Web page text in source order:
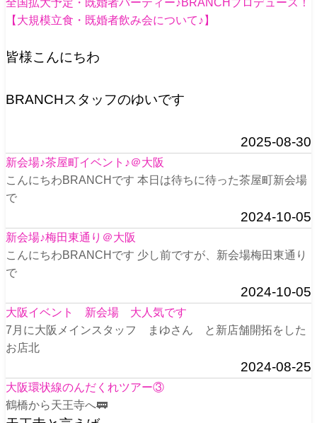
【大規模立食・既婚者飲み会について♪】
皆様こんにちわ
BRANCHスタッフのゆいです
2025-08-30
新会場♪茶屋町イベント♪＠大阪
こんにちわBRANCHです 本日は待ちに待った茶屋町新会場
で
2024-10-05
新会場♪梅田東通り＠大阪
こんにちわBRANCHです 少し前ですが、新会場梅田東通り
で
2024-10-05
大阪イベント 新会場 大人気です
7月に大阪メインスタッフ まゆさん と新店舗開拓をした
お店北
2024-08-25
大阪環状線のんだくれツアー③
鶴橋から天王寺へ🚃